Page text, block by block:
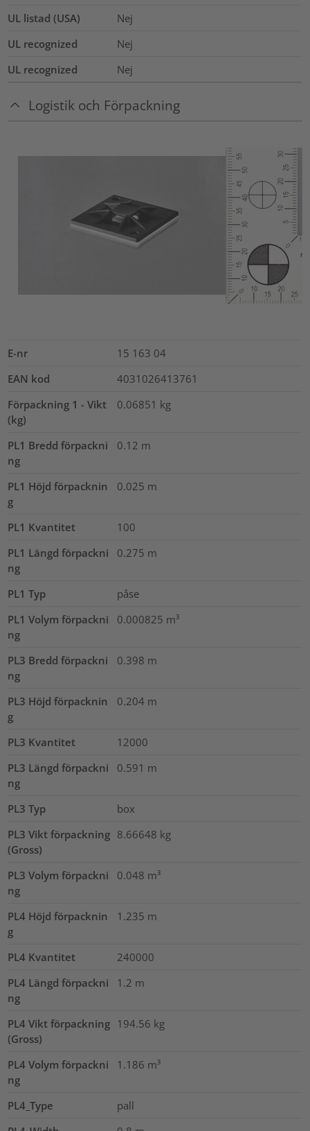
UL listad (USA)
Nej
UL recognized
Nej
UL recognized
Nej
Logistik och Förpackning
E-nr
15 163 04
EAN kod
4031026413761
Förpackning 1 - Vikt
(kg)
0.06851 kg
PL1 Bredd förpackni
ng
0.12 m
PL1 Höjd förpacknin
g
0.025 m
PL1 Kvantitet
100
PL1 Längd förpackni
ng
0.275 m
PL1 Typ
påse
PL1 Volym förpackni
ng
0.000825 m³
PL3 Bredd förpackni
ng
0.398 m
PL3 Höjd förpacknin
g
0.204 m
PL3 Kvantitet
12000
PL3 Längd förpackni
ng
0.591 m
PL3 Typ
box
PL3 Vikt förpackning
(Gross)
8.66648 kg
PL3 Volym förpackni
ng
0.048 m³
PL4 Höjd förpacknin
g
1.235 m
PL4 Kvantitet
240000
PL4 Längd förpackni
ng
1.2 m
PL4 Vikt förpackning
(Gross)
194.56 kg
PL4 Volym förpackni
ng
1.186 m³
PL4_Type
pall